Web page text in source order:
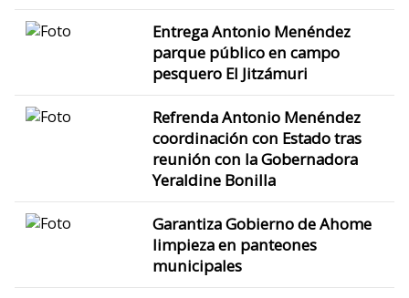
Entrega Antonio Menéndez
parque público en campo
pesquero El Jitzámuri
Refrenda Antonio Menéndez
coordinación con Estado tras
reunión con la Gobernadora
Yeraldine Bonilla
Garantiza Gobierno de Ahome
limpieza en panteones
municipales